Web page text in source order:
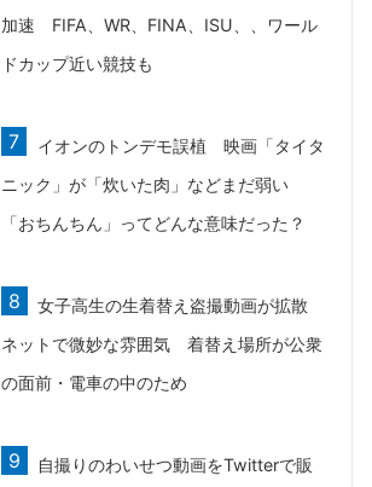
加速 FIFA、WR、FINA、ISU、、ワール
ドカップ近い競技も
イオンのトンデモ誤植 映画「タイタ
ニック」が「炊いた肉」などまだ弱い
「おちんちん」ってどんな意味だった？
女子高生の生着替え盗撮動画が拡散
ネットで微妙な雰囲気 着替え場所が公衆
の面前・電車の中のため
自撮りのわいせつ動画をTwitterで販